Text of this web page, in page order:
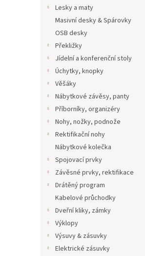
Lesky a maty
Masivní desky & Spárovky
OSB desky
Překližky
Jídelní a konferenční stoly
Úchytky, knopky
Věšáky
Nábytkové závěsy, panty
Příborníky, organizéry
Nohy, nožky, podnože
Rektifikační nohy
Nábytkové kolečka
Spojovací prvky
Závěsné prvky, rektifikace
Drátěný program
Kabelové průchodky
Dveřní kliky, zámky
Výklopy
Výsuvy & zásuvky
Elektrické zásuvky